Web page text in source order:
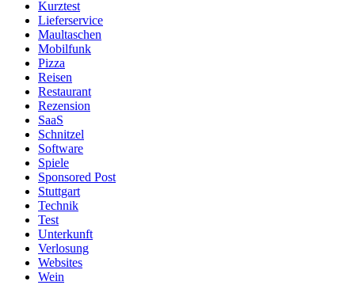
Kurztest
Lieferservice
Maultaschen
Mobilfunk
Pizza
Reisen
Restaurant
Rezension
SaaS
Schnitzel
Software
Spiele
Sponsored Post
Stuttgart
Technik
Test
Unterkunft
Verlosung
Websites
Wein